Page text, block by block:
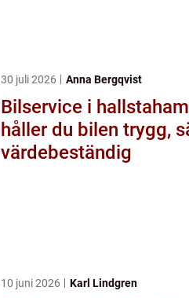
30 juli 2026 Anna Bergqvist
Bilservice i
håller du bilen trygg,
värdebeständig
10 juni 2026 Karl Lindgren